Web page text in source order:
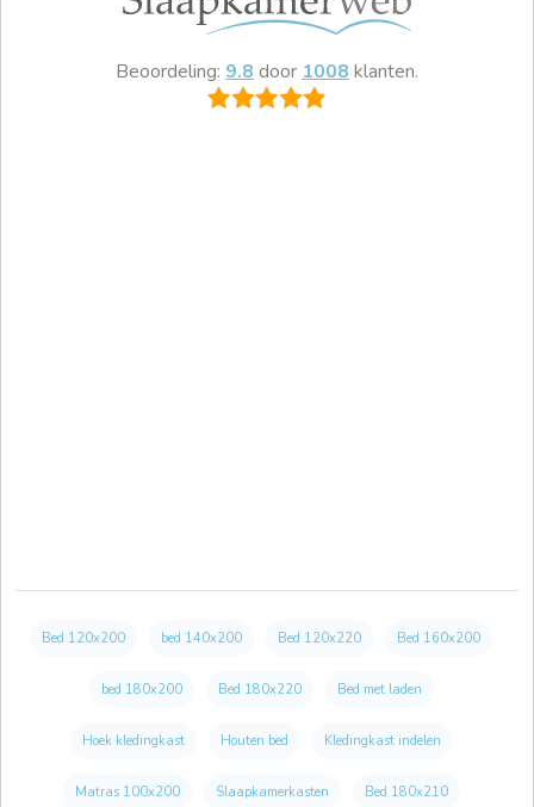
Beoordeling: 9.8 door 1008 klanten.
Bed 120x200 bed 140x200 Bed 120x220 Bed 160x200
bed 180x200 Bed 180x220 Bed met laden
Hoek kledingkast Houten bed Kledingkast indelen
Matras 100x200 Slaapkamerkasten Bed 180x210